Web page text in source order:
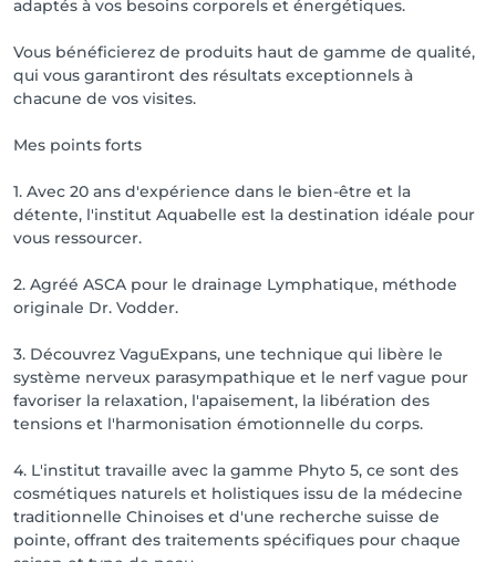
adaptés à vos besoins corporels et énergétiques.
Vous bénéficierez de produits haut de gamme de qualité,
qui vous garantiront des résultats exceptionnels à
chacune de vos visites.
Mes points forts
1. Avec 20 ans d'expérience dans le bien-être et la
détente, l'institut Aquabelle est la destination idéale pour
vous ressourcer.
2. Agréé ASCA pour le drainage Lymphatique, méthode
originale Dr. Vodder.
3. Découvrez VaguExpans, une technique qui libère le
système nerveux parasympathique et le nerf vague pour
favoriser la relaxation, l'apaisement, la libération des
tensions et l'harmonisation émotionnelle du corps.
4. L'institut travaille avec la gamme Phyto 5, ce sont des
cosmétiques naturels et holistiques issu de la médecine
traditionnelle Chinoises et d'une recherche suisse de
pointe, offrant des traitements spécifiques pour chaque